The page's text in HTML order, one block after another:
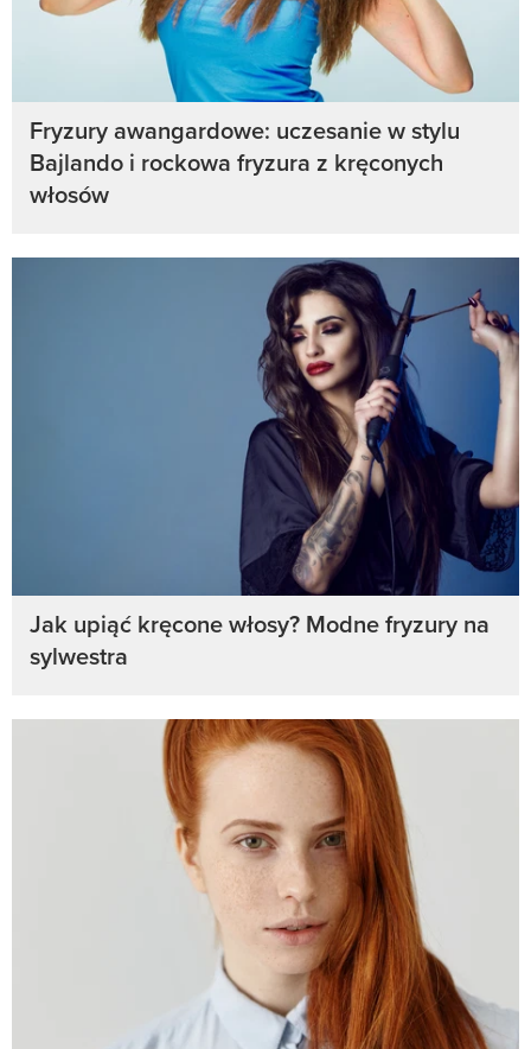
Fryzury awangardowe: uczesanie w stylu
Bajlando i rockowa fryzura z kręconych
włosów
Jak upiąć kręcone włosy? Modne fryzury na
sylwestra